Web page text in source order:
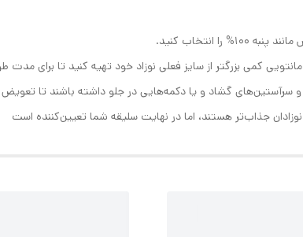
انتخاب کنید.
کمی بزرگتر از سایز فعلی نوزاد خود تهیه کنید تا برای مدت
سرآستین‌های گشاد و یا دکمه‌هایی در جلو داشته باشند تا تعویض
جذاب‌تر هستند، اما در نهایت سلیقه شما تعیین‌کننده است